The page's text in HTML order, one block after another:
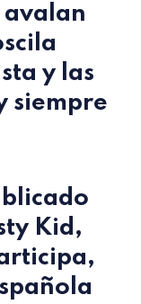
avalan
y las
siempre
Kid ,